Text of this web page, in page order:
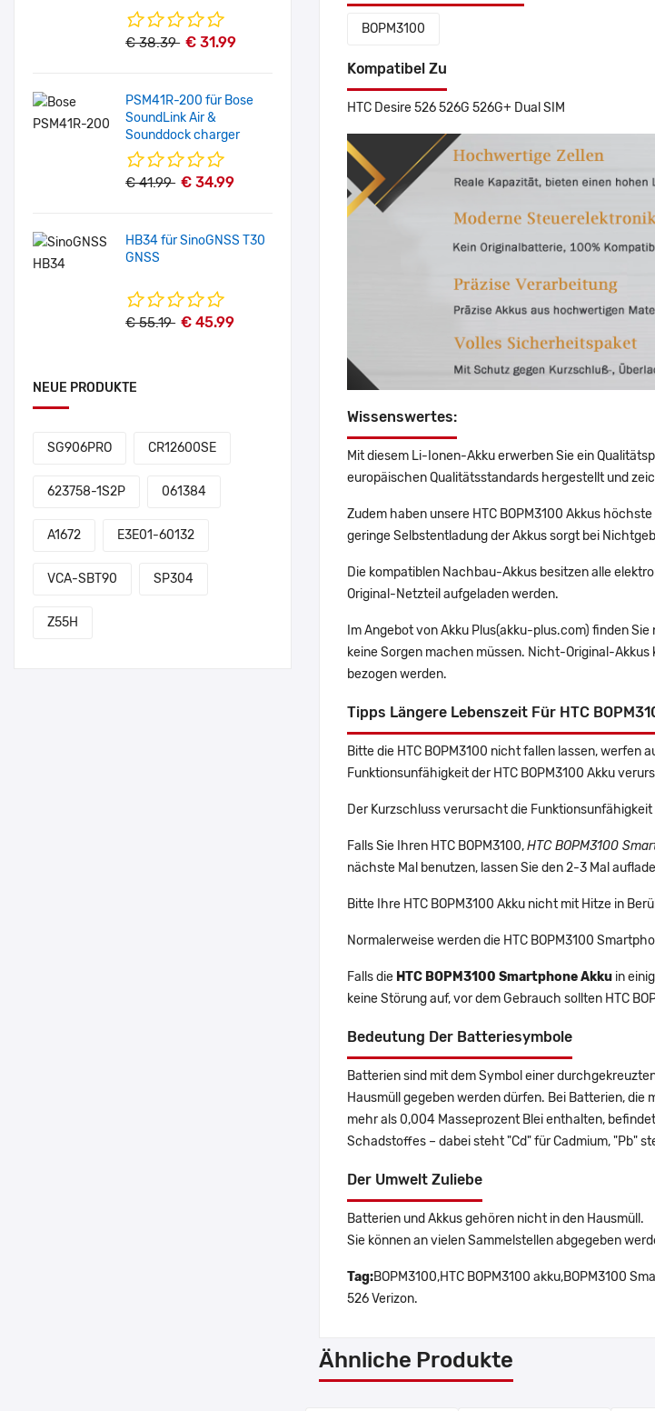
€ 38.39 € 31.99
PSM41R-200 für Bose
SoundLink Air &
Sounddock charger
€ 41.99 € 34.99
HB34 für SinoGNSS T30
GNSS
€ 55.19 € 45.99
NEUE PRODUKTE
SG906PRO CR12600SE
623758-1S2P 061384
A1672 E3E01-60132
VCA-SBT90 SP304
Z55H
BOPM3100
Kompatibel Zu
HTC Desire 526 526G 526G+ Dual SIM
Wissenswertes:
Mit diesem Li-Ionen-Akku erwerben Sie ein
europäischen Qualitätsstandards hergestellt und
Zudem haben unsere HTC BOPM3100 Akkus
geringe Selbstentladung der Akkus sorgt bei
Die kompatiblen Nachbau-Akkus besitzen alle
Original-Netzteil aufgeladen werden.
Im Angebot von Akku Plus(akku-plus.com) finden
keine Sorgen machen müssen. Nicht-Original-
bezogen werden.
Tipps Längere Lebenszeit Für HTC
Bitte die HTC BOPM3100 nicht fallen lassen, werfen
Funktionsunfähigkeit der HTC BOPM3100 Akku
Der Kurzschluss verursacht die
Falls Sie Ihren HTC BOPM3100,HTC BOPM3100
nächste Mal benutzen, lassen Sie den 2-3 Mal
Bitte Ihre HTC BOPM3100 Akku nicht mit Hitze in
Normalerweise werden die HTC BOPM3100
Falls die HTC BOPM3100 Smartphone Akku in
keine Störung auf, vor dem Gebrauch sollten HTC
Bedeutung Der Batteriesymbole
Batterien sind mit dem Symbol einer
Hausmüll gegeben werden dürfen. Bei Batterien,
mehr als 0,004 Masseprozent Blei enthalten,
Schadstoffes – dabei steht "Cd" für Cadmium, "Pb"
Der Umwelt Zuliebe
Batterien und Akkus gehören nicht in den Hausmüll.
Sie können an vielen Sammelstellen abgegeben
Tag:BOPM3100,HTC BOPM3100 akku,BOPM3100
526 Verizon.
Ähnliche Produkte